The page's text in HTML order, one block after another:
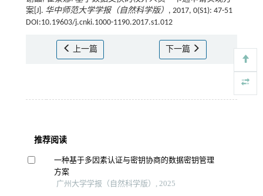
案[J]. 华中师范大学学报（自然科学版） , 2017, 0(S1): 47-51
DOI:10.19603/j.cnki.1000-1190.2017.s1.012
上一篇 下一篇